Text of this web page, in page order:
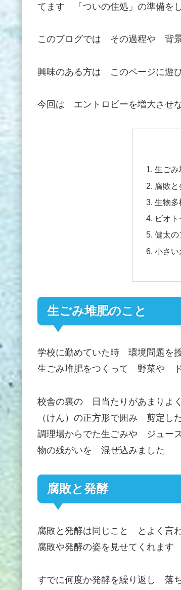
てます 「ついの住処」の準備を
このブログでは その過程や 背
興味のある方は このページに遊
今回は エントロピーを増大させ
生ごみ
腐敗
生物多
ビオ
健太の
小さい
生ごみ堆肥のこと
学校に勤めていた時 環境問題を
生ごみ堆肥をつくって 野菜や
校舎の裏の 日当たりがあまり
（けん）の正方形で囲み 剪定
調理場からでた生ごみや ジュ
物の残がいを 混ぜ込みました
腐敗と発酵
腐敗と発酵は同じこと とよく言
腐敗や発酵の姿を見せてくれます
すでに何度か発酵を繰り返し 落